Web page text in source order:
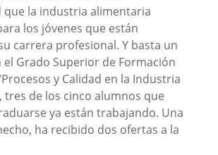
la industria alimentaria
los jóvenes que están
carrera profesional. Y basta un
el Grado Superior de Formación
y Calidad en la Industria
tres de los cinco alumnos que
ya están trabajando. Una
ha recibido dos ofertas a la